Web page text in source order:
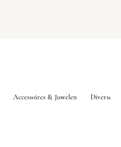
Accessoires & Juwelen Diversen